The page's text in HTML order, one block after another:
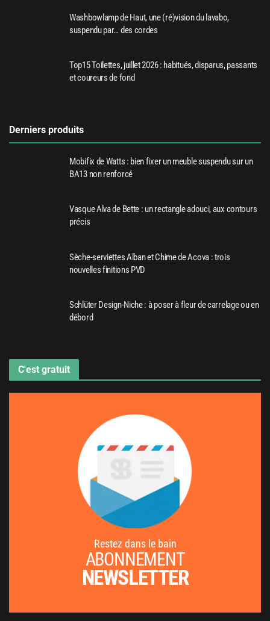
Washbowlamp de Haut, une (ré)vision du lavabo,
suspendu par… des cordes
Top15 Toilettes, juillet 2026 : habitués, disparus, passants
et coureurs de fond
Derniers produits
Mobifix de Watts : bien fixer un meuble suspendu sur un
BA13 non renforcé
Vasque Alva de Bette : un rectangle adouci, aux contours
précis
Sèche-serviettes Alban et Chime de Acova : trois
nouvelles finitions PVD
Schlüter Design-Niche : à poser à fleur de carrelage ou en
débord
C'est gratuit
Restez dans le bain
ABONNEMENT
NEWSLETTER